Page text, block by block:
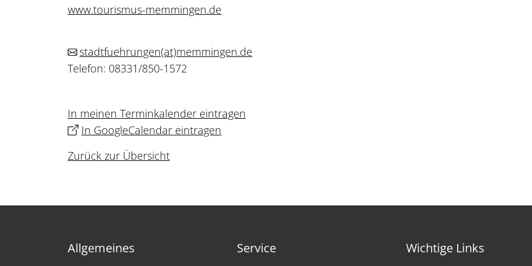
www.tourismus-memmingen.de
stadtfuehrungen(at)memmingen.de
Telefon: 08331/850-1572
In meinen Terminkalender eintragen
In GoogleCalendar eintragen
Zurück zur Übersicht
Allgemeines Service Wichtige Links